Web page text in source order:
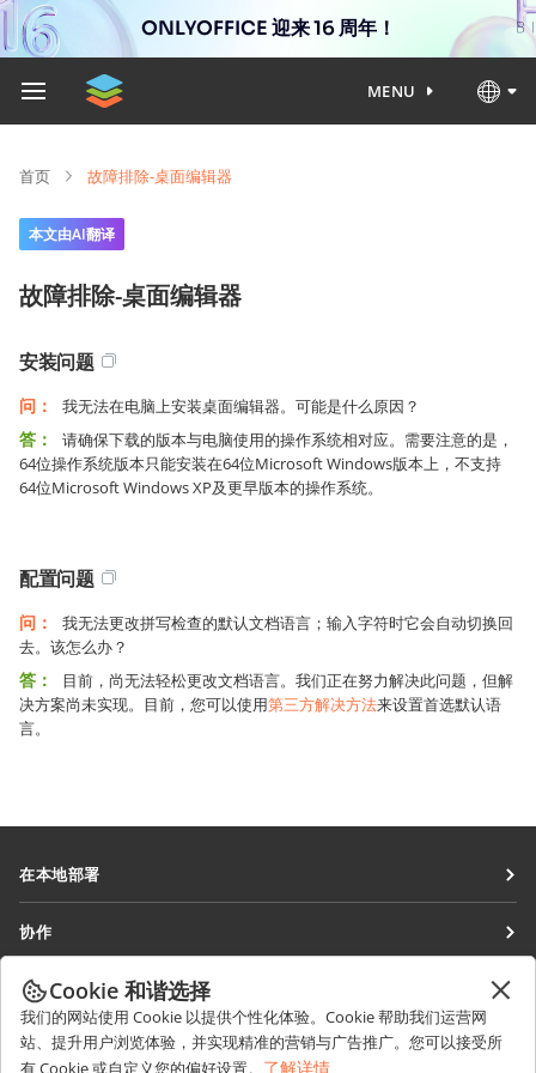
ONLYOFFICE 迎来 16 周年！
MENU
首页 故障排除-桌面编辑器
本文由AI翻译
故障排除-桌面编辑器
安装问题
问： 我无法在电脑上安装桌面编辑器。可能是什么原因？
答：
请确保下载的版本与电脑使用的操作系统相对应。需要注意的是，
64位操作系统版本只能安装在64位Microsoft Windows版本上，不支持
64位Microsoft Windows XP及更早版本的操作系统。
配置问题
问：
我无法更改拼写检查的默认文档语言；输入字符时它会自动切换回
去。该怎么办？
答：
目前，尚无法轻松更改文档语言。我们正在努力解决此问题，但解
决方案尚未实现。目前，您可以使用第三方解决方法来设置首选默认语
言。
在本地部署
协作空间
工作区
连接器
协作
针对翻译人员
针对博主
获取最新资讯
博客
获取帮助
Cookie 和谐选择
我们的网站使用 Cookie 以提供个性化体验。Cookie 帮助我们运营网
站、提升用户浏览体验，并实现精准的营销与广告推广。您可以接受所
有 Cookie 或自定义您的偏好设置。 了解详情